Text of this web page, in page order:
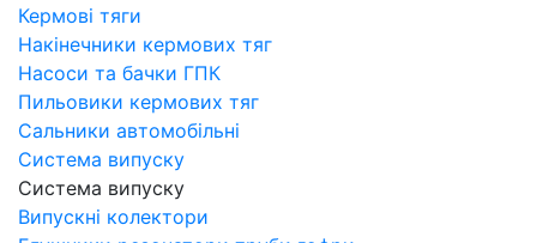
Кермові тяги
Накінечники кермових тяг
Насоси та бачки ГПК
Пильовики кермових тяг
Сальники автомобільні
Система випуску
Система випуску
Випускні колектори